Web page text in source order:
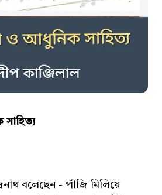
বলেছেন - পাঁজি মিলিয়ে